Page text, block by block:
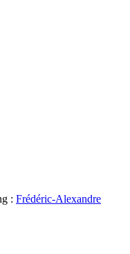
: Frédéric-Alexandre